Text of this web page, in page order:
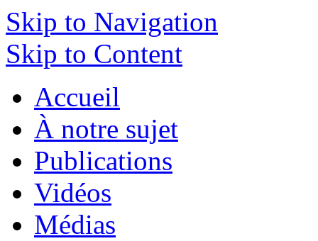
Skip to Navigation
Skip to Content
Accueil
À notre sujet
Publications
Vidéos
Médias